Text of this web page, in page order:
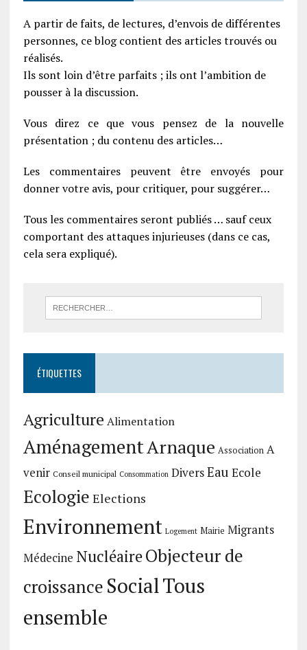
A partir de faits, de lectures, d’envois de différentes
personnes, ce blog contient des articles trouvés ou
réalisés.
Ils sont loin d’être parfaits ; ils ont l’ambition de
pousser à la discussion.
Vous direz ce que vous pensez de la nouvelle
présentation ; du contenu des articles…
Les commentaires peuvent être envoyés pour
donner votre avis, pour critiquer, pour suggérer…
Tous les commentaires seront publiés … sauf ceux
comportant des attaques injurieuses (dans ce cas,
cela sera expliqué).
ÉTIQUETTES
Agriculture Alimentation
AménagementArnaque Association A
venir Conseil municipal Consommation DiversEau Ecole
Ecologie Elections
Environnement Logement Mairie Migrants
Médecine NucléaireObjecteur de
croissance SocialTous
ensemble